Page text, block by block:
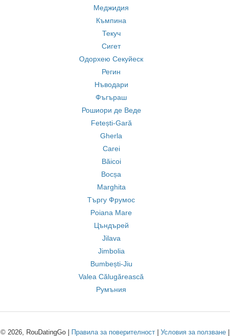
Меджидия
Къмпина
Текуч
Сигет
Одорхею Секуйеск
Регин
Нъводари
Фъгъраш
Рошиори де Веде
Fetești-Gară
Gherla
Carei
Băicoi
Bocșa
Marghita
Търгу Фрумос
Poiana Mare
Цъндърей
Jilava
Jimbolia
Bumbești-Jiu
Valea Călugărească
Румъния
© 2026, RouDatingGo | Правила за поверителност Условия за ползване